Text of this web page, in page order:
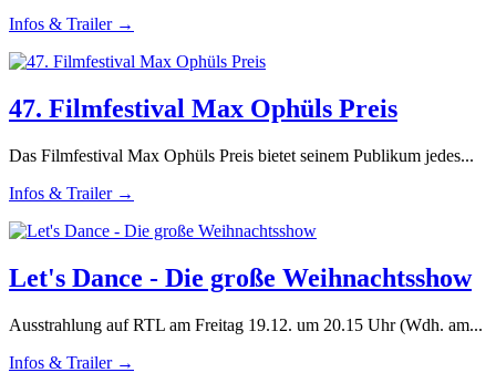
Infos & Trailer →
47. Filmfestival Max Ophüls Preis
Das Filmfestival Max Ophüls Preis bietet seinem Publikum jedes...
Infos & Trailer →
Let's Dance - Die große Weihnachtsshow
Ausstrahlung auf RTL am Freitag 19.12. um 20.15 Uhr (Wdh. am...
Infos & Trailer →